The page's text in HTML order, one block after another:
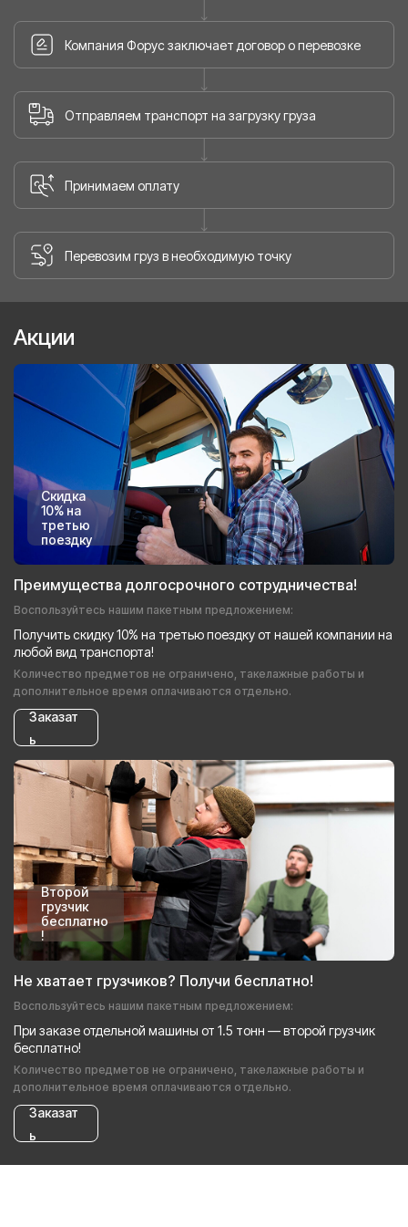
Компания Форус заключает договор о перевозке
Отправляем транспорт на загрузку груза
Принимаем оплату
Перевозим груз в необходимую точку
Акции
Скидка
10% на
третью
поездку
Преимущества долгосрочного сотрудничества!
Воспользуйтесь нашим пакетным предложением:
Получить скидку 10% на третью поездку от нашей компании на
любой вид транспорта!
Количество предметов не ограничено, такелажные работы и
дополнительное время оплачиваются отдельно.
Заказат
ь
Второй
грузчик
бесплатно
!
Не хватает грузчиков? Получи бесплатно!
Воспользуйтесь нашим пакетным предложением:
При заказе отдельной машины от 1.5 тонн — второй грузчик
бесплатно!
Количество предметов не ограничено, такелажные работы и
дополнительное время оплачиваются отдельно.
Заказат
ь